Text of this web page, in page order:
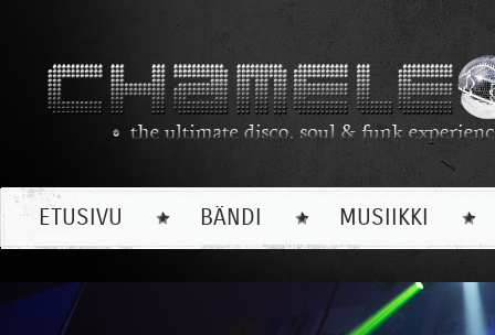
ETUSIVU BÄNDI MUSIIKKI